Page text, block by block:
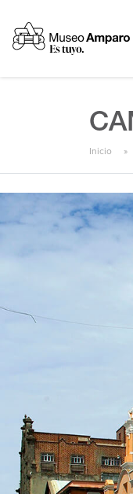
Inicio